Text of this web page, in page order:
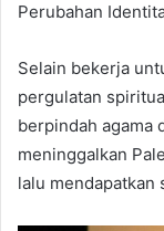
Perubahan
Selain bekerja
pergulatan
berpindah agama
meninggalkan
lalu mendapatkan